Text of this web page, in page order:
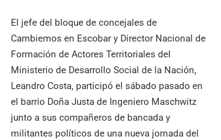
El jefe del bloque de concejales de
Cambiemos en Escobar y Director Nacional de
Formación de Actores Territoriales del
Ministerio de Desarrollo Social de la Nación,
Leandro Costa, participó el sábado pasado en
el barrio Doña Justa de Ingeniero Maschwitz
junto a sus compañeros de bancada y
militantes políticos de una nueva jornada del